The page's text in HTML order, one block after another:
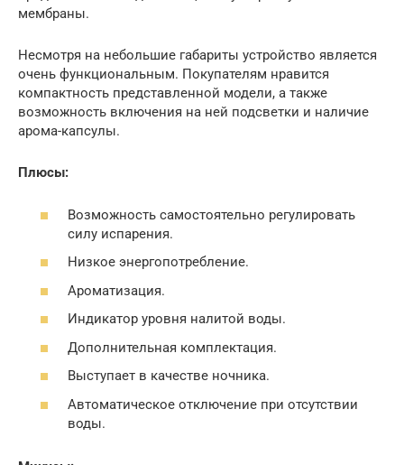
мембраны.
Несмотря на небольшие габариты устройство является
очень функциональным. Покупателям нравится
компактность представленной модели, а также
возможность включения на ней подсветки и наличие
арома-капсулы.
Плюсы:
Возможность самостоятельно регулировать
силу испарения.
Низкое энергопотребление.
Ароматизация.
Индикатор уровня налитой воды.
Дополнительная комплектация.
Выступает в качестве ночника.
Автоматическое отключение при отсутствии
воды.